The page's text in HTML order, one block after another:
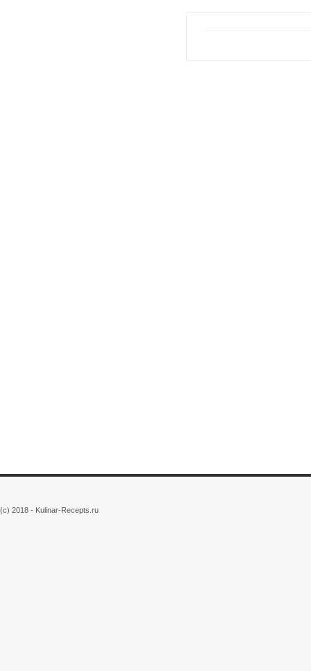
(c) 2018 - Kulinar-Recepts.ru